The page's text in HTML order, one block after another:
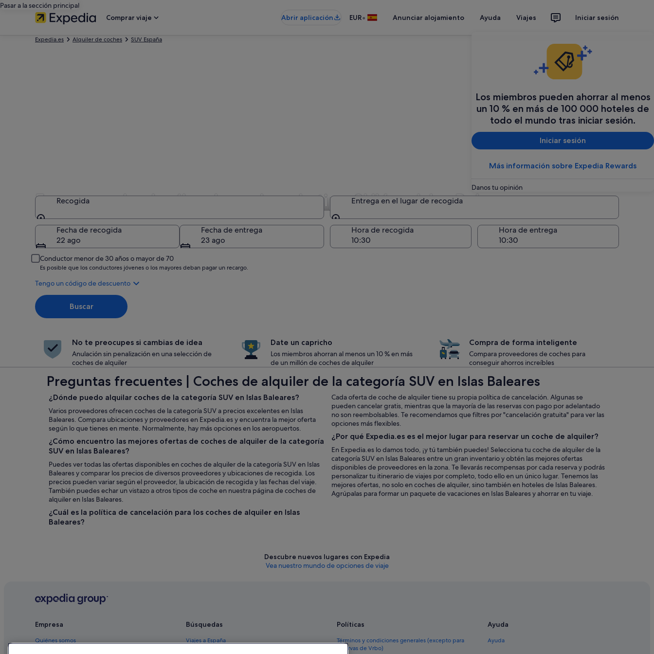
Pasar a la sección principal
Comprar viaje
Abrir aplicación EUR• Anunciar alojamiento Ayuda Viajes Iniciar sesión
Los miembros pueden ahorrar al menos
un 10 % en más de 100 000 hoteles de
todo el mundo tras iniciar sesión.
Iniciar sesión
Más información sobre Expedia Rewards
Danos tu opinión
Expedia.es Alquiler de coches SUV España
Empresas de alquiler de coches de tipo SUV en Islas Baleares
Recogida
Recogida
Entrega en el lugar de recogida
Entrega en el lugar de recogida
Fecha de recogida
22 ago
Fecha de entrega
23 ago
Hora de recogida Hora de entrega
Conductor menor de 30 años o mayor de 70
Es posible que los conductores jóvenes o los mayores deban pagar un recargo.
Tengo un código de descuento
Buscar
No te preocupes si cambias de idea
Anulación sin penalización en una selección de
coches de alquiler
Date un capricho
Los miembros ahorran al menos un 10 % en más
de un millón de coches de alquiler
Compra de forma inteligente
Compara proveedores de coches para
conseguir ahorros increíbles
Preguntas frecuentes | Coches de alquiler de la categoría SUV en Islas Baleares
¿Dónde puedo alquilar coches de la categoría SUV en Islas Baleares?
Varios proveedores ofrecen coches de la categoría SUV a precios excelentes en Islas
Baleares. Compara ubicaciones y proveedores en Expedia.es y encuentra la mejor oferta
según lo que tienes en mente. Normalmente, hay más opciones en los aeropuertos.
¿Cómo encuentro las mejores ofertas de coches de alquiler de la categoría
SUV en Islas Baleares?
Puedes ver todas las ofertas disponibles en coches de alquiler de la categoría SUV en Islas
Baleares y comparar los precios de diversos proveedores y ubicaciones de recogida. Los
precios pueden variar según el proveedor, la ubicación de recogida y las fechas del viaje.
También puedes echar un vistazo a otros tipos de coche en nuestra página de coches de
alquiler en Islas Baleares.
¿Cuál es la política de cancelación para los coches de alquiler en Islas
Baleares?
Cada oferta de coche de alquiler tiene su propia política de cancelación. Algunas se
pueden cancelar gratis, mientras que la mayoría de las reservas con pago por adelantado
no son reembolsables. Te recomendamos que filtres por "cancelación gratuita" para ver las
opciones más flexibles.
¿Por qué Expedia.es es el mejor lugar para reservar un coche de alquiler?
En Expedia.es lo damos todo, ¡y tú también puedes! Selecciona tu coche de alquiler de la
categoría SUV en Islas Baleares entre un gran inventario y obtén las mejores ofertas
disponibles de proveedores en la zona. Te llevarás recompensas por cada reserva y podrás
personalizar tu itinerario de viajes por completo, todo ello en un único lugar. Tenemos las
mejores ofertas, no solo en coches de alquiler, sino también en hoteles de Islas Baleares.
Agrúpalas para formar un paquete de vacaciones en Islas Baleares y ahorrar en tu viaje.
Descubre nuevos lugares con Expedia
Vea nuestro mundo de opciones de viaje
Empresa
Quiénes somos
Búsquedas
Viajes a España
Políticas
Términos y condiciones generales (excepto para
reservas de Vrbo)
Ayuda
Ayuda